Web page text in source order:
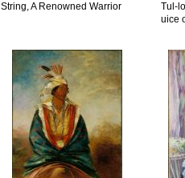
String, A Renowned Warrior
Tul-
uice